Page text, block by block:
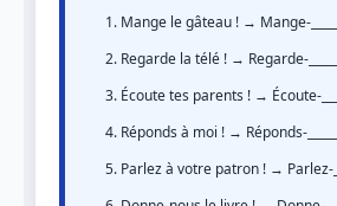
Mange le gâteau ! → Mange-
Regarde la télé ! → Regarde-
Écoute tes parents ! → Écoute-
Réponds à moi ! → Réponds-
Parlez à votre patron ! → Parlez-